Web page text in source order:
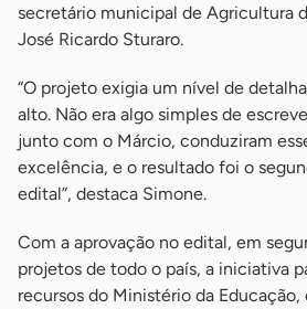
secretário municipal de Agricultura
José Ricardo Sturaro.
“O projeto exigia um nível de
alto. Não era algo simples de
junto com o Márcio, conduziram
excelência, e o resultado foi o
edital”, destaca Simone.
Com a aprovação no edital, em
projetos de todo o país, a iniciativa
recursos do Ministério da Educação,